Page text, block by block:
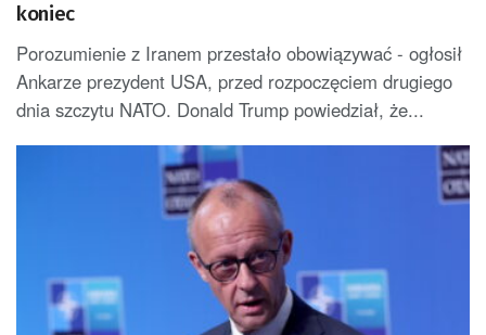
koniec
Porozumienie z Iranem przestało obowiązywać - ogłosił
Ankarze prezydent USA, przed rozpoczęciem drugiego
dnia szczytu NATO. Donald Trump powiedział, że...